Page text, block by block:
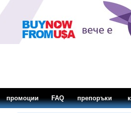
промоции FAQ препоръки